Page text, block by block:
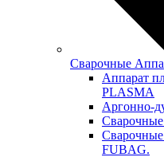
Сварочные
Аппарат
PLASMA
Аргонно-
FUBAG.